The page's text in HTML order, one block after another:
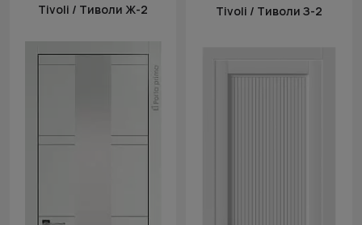
Tivoli / Тиволи Ж-2 Tivoli / Тиволи З-2